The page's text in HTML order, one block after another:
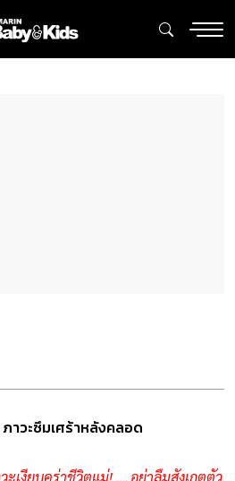
ภาวะซึมเศร้าหลังคลอด
ะเงียบคร่าชีวิตแม่! … อย่าลืมสังเกตตัว